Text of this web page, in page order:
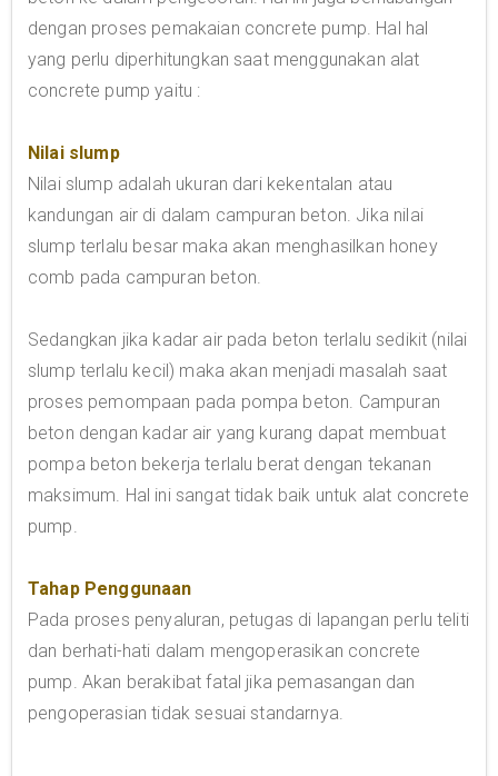
dengan proses pemakaian concrete pump. Hal hal
yang perlu diperhitungkan saat menggunakan alat
concrete pump yaitu :
Nilai slump
Nilai slump adalah ukuran dari kekentalan atau
kandungan air di dalam campuran beton. Jika nilai
slump terlalu besar maka akan menghasilkan honey
comb pada campuran beton.
Sedangkan jika kadar air pada beton terlalu sedikit (nilai
slump terlalu kecil) maka akan menjadi masalah saat
proses pemompaan pada pompa beton. Campuran
beton dengan kadar air yang kurang dapat membuat
pompa beton bekerja terlalu berat dengan tekanan
maksimum. Hal ini sangat tidak baik untuk alat concrete
pump.
Tahap Penggunaan
Pada proses penyaluran, petugas di lapangan perlu teliti
dan berhati-hati dalam mengoperasikan concrete
pump. Akan berakibat fatal jika pemasangan dan
pengoperasian tidak sesuai standarnya.